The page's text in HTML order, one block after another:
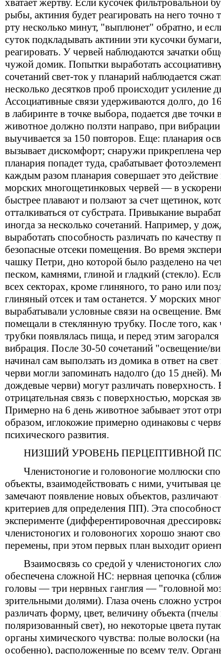
хватает жертву. Если кусочек фильтровальной
рыбы, актиния будет реагировать на него точно
рту несколько минут, "выплюнет" обратно, и
суток подкладывать актинии эти кусочки
реагировать. У червей наблюдаются зачатки
чужой домик. Попытки выработать
сочетаний свет-ток у планарий наблюдается
несколько десятков проб происходит усиление
Ассоциативные связи удерживаются долго, до
в лабиринте в точке выбора, подается две точки
животное должно ползти направо, при
выучивается за 150 повторов. Еще: планария
вызывает дискомфорт; снаружи прикреплена
планария попадет туда, срабатывает
каждым разом планария совершает это
морских многощетинковых червей — в
быстрее плавают и ползают за счет щетинок,
отталкиваться от субстрата. Привыкание
иногда за несколько сочетаний. Например, у
выработать способность различать по качеству
безопасные отсеки помещения. Во время
чашку Петри, дно которой было разделено на
песком, камнями, глиной и гладкий (стекло).
всех секторах, кроме глиняного, то рано или
глиняный отсек и там останется. У морских
вырабатывали условные связи на освещение.
помещали в стеклянную трубку. После того, как
трубки появлялась пища, и перед этим
вибрация. После 30-50 сочетаний "освещение/
начинал сам выползать из домика в ответ на
черви могли запоминать надолго (до 15 дней).
дождевые черви) могут различать поверхность.
отрицательная связь с поверхностью, морская
Примерно на 6 день животное забывает этот
образом, иглокожие примерно одинаковы с
психического развития.
НИЗШИЙ УРОВЕНЬ ПЕРЦЕПТИВНОЙ
Членистоногие и головоногие моллюски
объекты, взаимодействовать с ними, учитывая
замечают появление новых объектов,
критериев для определения ПП). Эта
эксперименте (дифферентировочная
членистоногих и головоногих хорошо знают
перемены, при этом первых план выходит
Взаимосвязь со средой у членистоногих
обеспечена сложной НС: нервная цепочка
головы — три нервных ганглия — "головной
зрительными долями). Глаза очень сложно
различать форму, цвет, величину объекта
поляризованный свет), но некоторые цвета
органы химического чувства: полые волоски
особенно), расположенные по всему телу.